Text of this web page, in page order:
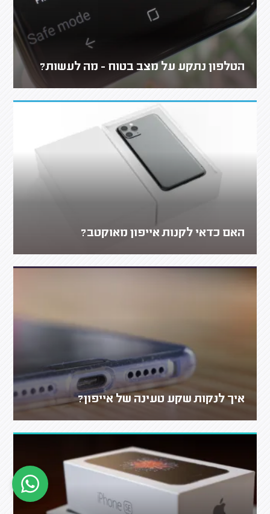
הטלפון נתקע על מצב בטוח - מה לעשות?
האם כדאי לקנות אייפון מאוקטב?
איך לנקות שקע טעינה של אייפון?